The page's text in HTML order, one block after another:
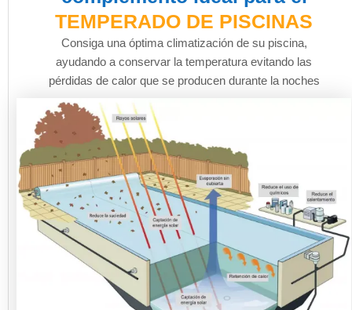
TEMPERADO DE PISCINAS
Consiga una óptima climatización de su piscina,
ayudando a conservar la temperatura evitando las
pérdidas de calor que se producen durante la noches